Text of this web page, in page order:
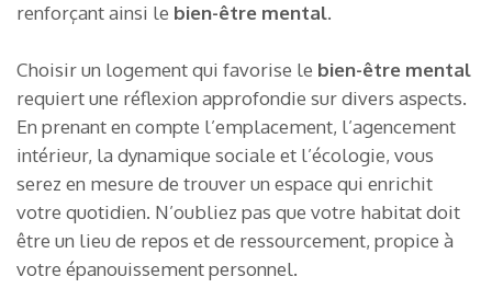
renforçant ainsi le bien-être mental.
Choisir un logement qui favorise le bien-être mental
requiert une réflexion approfondie sur divers aspects.
En prenant en compte l’emplacement, l’agencement
intérieur, la dynamique sociale et l’écologie, vous
serez en mesure de trouver un espace qui enrichit
votre quotidien. N’oubliez pas que votre habitat doit
être un lieu de repos et de ressourcement, propice à
votre épanouissement personnel.